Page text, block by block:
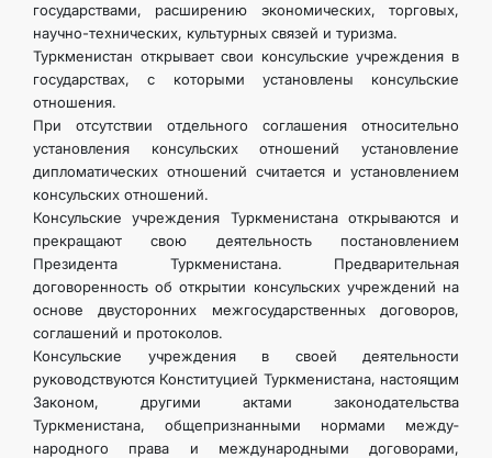
государствами, расширению эко­номических, торговых,
научно-технических, культурных связей и ту­ризма.
Туркменистан открывает свои консульские учреждения в
государ­ствах, с которыми установлены консульские
отношения.
При отсутствии отдельного соглашения относительно
установления консульских отношений установление
дипломатических отношений считается и установлением
консульских отношений.
Консульские учреждения Туркменистана открываются и
прекра­щают свою деятельность постановлением
Президента Туркменистана. Предварительная
договоренность об открытии консульских учрежде­ний на
основе двусторонних межгосударственных договоров,
соглаше­ний и протоколов.
Консульские учреждения в своей деятельности
руководствуются Конституцией Туркменистана, настоящим
Законом, другими актами законодательства
Туркменистана, общепризнанными нормами между­
народного права и международными договорами,